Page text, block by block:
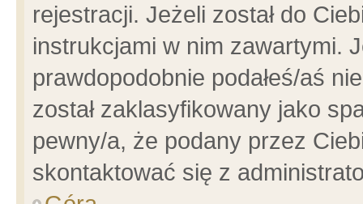
rejestracji. Jeżeli został do
instrukcjami w nim zawartymi.
prawdopodobnie podałeś/aś
został zaklasyfikowany jako
pewny/a, że podany przez
skontaktować się z